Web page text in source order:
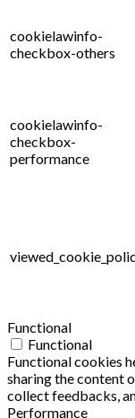
cookielawinfo-
checkbox-others
cookielawinfo-
checkbox-
performance
Functional
Functional
Functional cookies
sharing the content
collect feedbacks,
Performance